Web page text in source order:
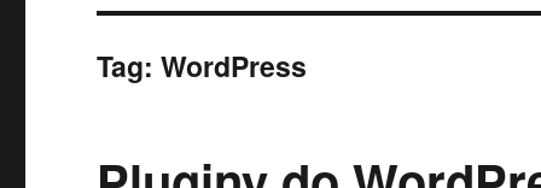
Tag:WordPress